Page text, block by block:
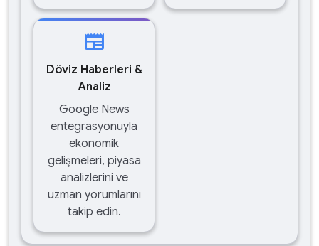
newspaper
Döviz Haberleri &
Analiz
Google News
entegrasyonuyla
ekonomik
gelişmeleri, piyasa
analizlerini ve
uzman yorumlarını
takip edin.